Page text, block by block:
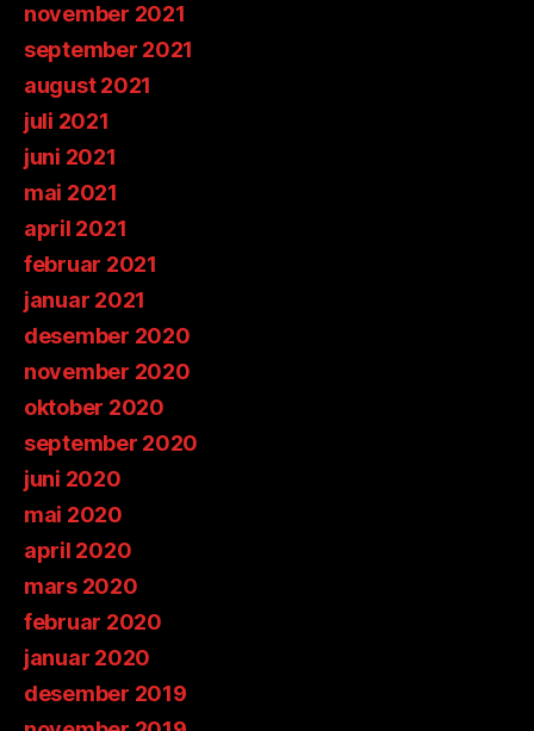
november 2021
september 2021
august 2021
juli 2021
juni 2021
mai 2021
april 2021
februar 2021
januar 2021
desember 2020
november 2020
oktober 2020
september 2020
juni 2020
mai 2020
april 2020
mars 2020
februar 2020
januar 2020
desember 2019